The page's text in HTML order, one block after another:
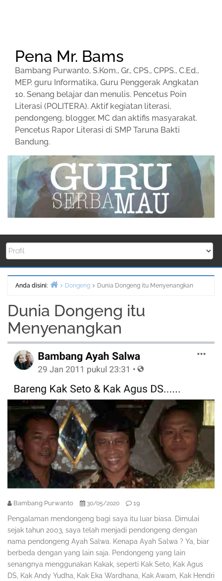
Pena Mr. Bams
Bambang Purwanto, S.Kom., Gr., CPS., CPPS., C.Ed.,
MEP. guru Informatika, Guru Penggerak Angkatan
10. Senang belajar dan menulis. Pencetus Poin
Literasi (POLITERA). Aktif kegiatan literasi,
pendongeng, blogger, MC dan aktifis masyarakat.
Pencetus Rapor Literasi di SMP Taruna Bakti
Bandung.
Anda disini:
Dongeng Dunia Dongeng itu Menyenangkan
Dunia Dongeng itu
Menyenangkan
Bambang Purwanto 30/05/2020 19
Pengalaman mendongeng bagi saya itu luar biasa. Dimulai
sejak tahun 2003, saya telah menjadi pendongeng dengan
nama pendongeng Ayah Salwa. Kenapa Ayah Salwa ? Ya, biar
berbeda dengan yang lain saja. Pendongeng yang lain
senangnya menggunakan Kakak, seperti Kak Seto, Kak Agus
DS, Kak Andy Yudha, Kak Eka Wardhana, Kak Awam, Kak Hendri